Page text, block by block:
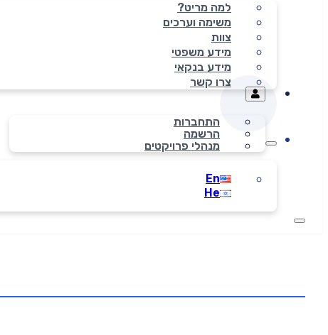
למה מריט?
משימה וערכים
צוות
מידע משפטי
מידע בנקאי
צרו קשר
התחברות
הרשמה
מנהלי פרויקטים
En
He